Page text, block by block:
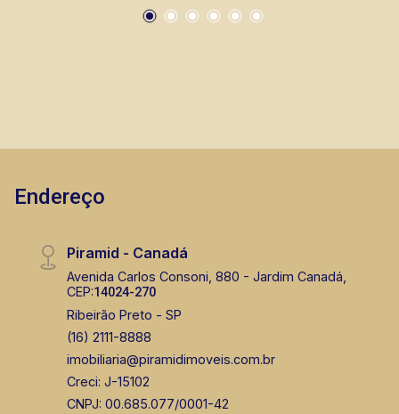
Endereço
Piramid - Canadá
Avenida Carlos Consoni, 880 - Jardim Canadá,
CEP:14024-270
Ribeirão Preto - SP
(16) 2111-8888
imobiliaria@piramidimoveis.com.br
Creci: J-15102
CNPJ: 00.685.077/0001-42